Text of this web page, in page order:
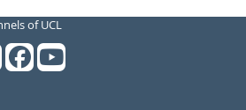
of UCL